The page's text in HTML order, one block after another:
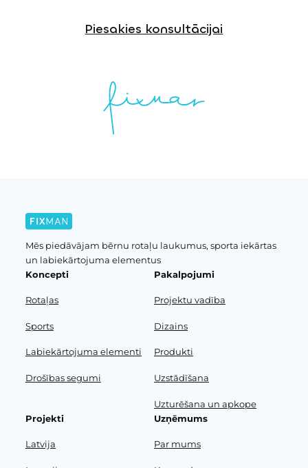
Piesakies konsultācijai
Mēs piedāvājam bērnu rotaļu laukumus, sporta iekārtas
un labiekārtojuma elementus
Koncepti
Rotaļas
Sports
Labiekārtojuma elementi
Drošības segumi
Pakalpojumi
Projektu vadība
Dizains
Produkti
Uzstādīšana
Uzturēšana un apkope
Projekti
Latvija
Uzņēmums
Par mums